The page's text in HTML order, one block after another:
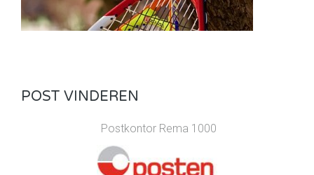
POST VINDEREN
Postkontor Rema 1000